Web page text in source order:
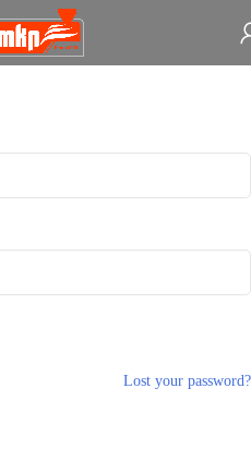
Lost your password?